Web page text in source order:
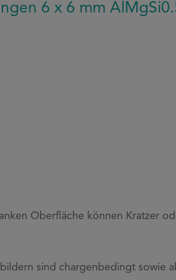
6 x 6 mm
Oberfläche können Kratzer
sind chargenbedingt sowie